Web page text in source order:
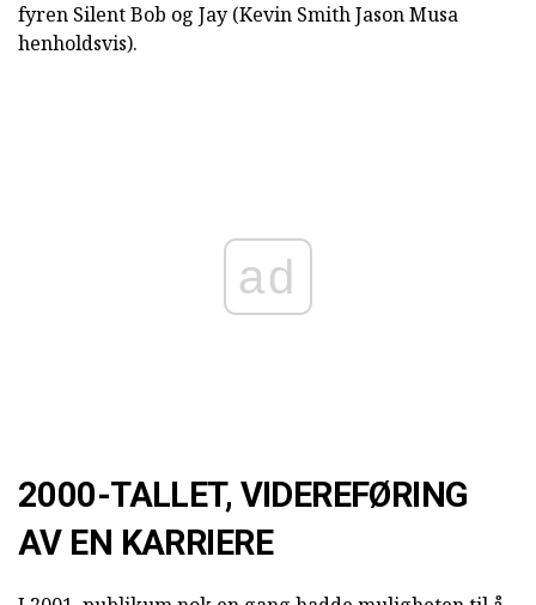
fyren Silent Bob og Jay (Kevin Smith Jason Musa
henholdsvis).
ad
2000-TALLET, VIDEREFØRING
AV EN KARRIERE